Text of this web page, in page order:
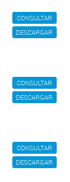
CONSULTAR
DESCARGAR
CONSULTAR
DESCARGAR
CONSULTAR
DESCARGAR